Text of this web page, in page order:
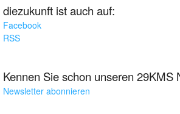
diezukunft ist auch auf:
Facebook
RSS
Kennen Sie schon unseren 29KMS
Newsletter abonnieren